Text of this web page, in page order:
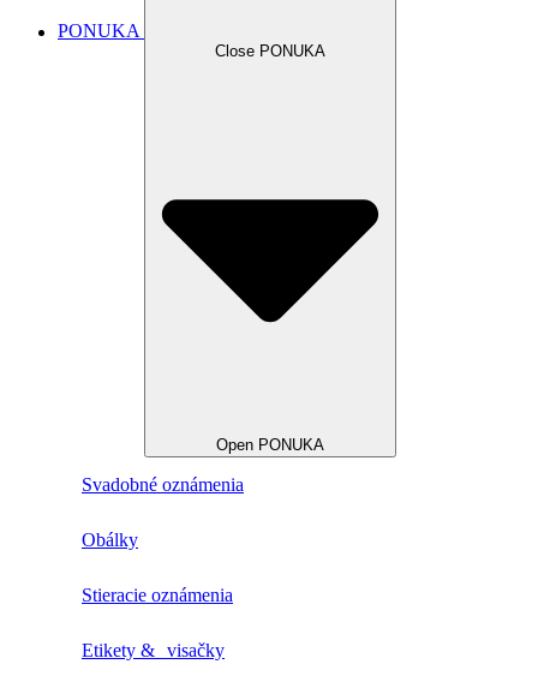
PONUKA
Close PONUKA
Open PONUKA
Svadobné oznámenia
Obálky
Stieracie oznámenia
Etikety & visačky